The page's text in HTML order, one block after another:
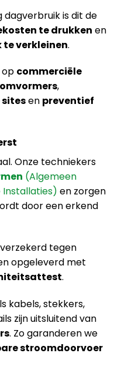
is dit de
te drukken en
verkleinen.
op commerciële
,
en preventief
Onze techniekers
(Algemeen
Installaties) en zorgen
door een erkend
tegen
opgeleverd met
.
kabels, stekkers,
zijn uitsluitend van
. Zo garanderen we
stroomdoorvoer